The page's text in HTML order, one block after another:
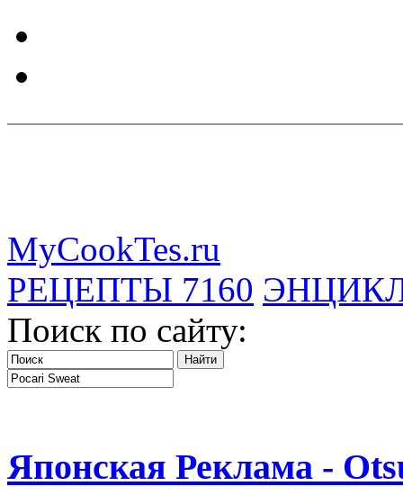
MyCookTes.ru
РЕЦЕПТЫ 7160
Поиск по сайту:
Японская Реклама -